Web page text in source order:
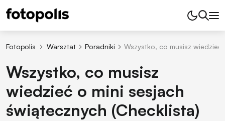
Fotopolis Warsztat Poradniki Wszystko, co musisz
Wszystko, co musisz
wiedzieć o mini sesjach
świątecznych (Checklista)